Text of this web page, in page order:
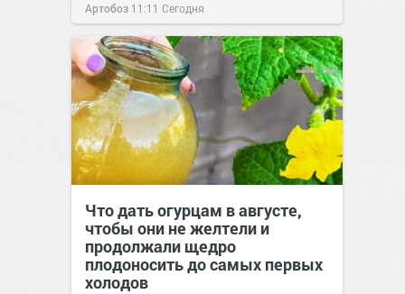
Артобоз 11:11 Сегодня
Что дать огурцам в августе,
чтобы они не желтели и
продолжали щедро
плодоносить до самых первых
холодов